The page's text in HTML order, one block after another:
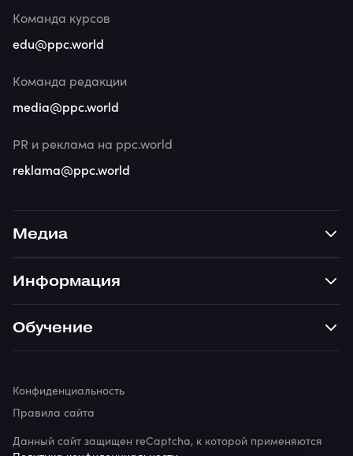
Медиа
Информация
Обучение
Команда курсов
edu@ppc.world
Команда редакции
media@ppc.world
PR и реклама на ppc.world
reklama@ppc.world
Данный сайт защищен reCaptcha, к которой применяются
Конфиденциальность
Правила сайта